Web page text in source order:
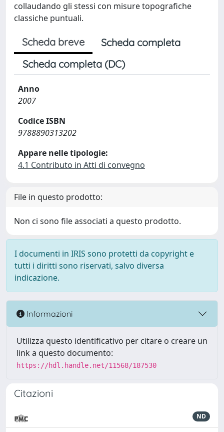
collaudando gli stessi con misure topografiche
classiche puntuali.
Scheda breve
Scheda completa
Scheda completa (DC)
Anno
2007
Codice ISBN
9788890313202
Appare nelle tipologie:
4.1 Contributo in Atti di convegno
File in questo prodotto:
Non ci sono file associati a questo prodotto.
I documenti in IRIS sono protetti da copyright e
tutti i diritti sono riservati, salvo diversa
indicazione.
Informazioni
Utilizza questo identificativo per citare o creare un
link a questo documento:
https://hdl.handle.net/11568/187530
Citazioni
ND